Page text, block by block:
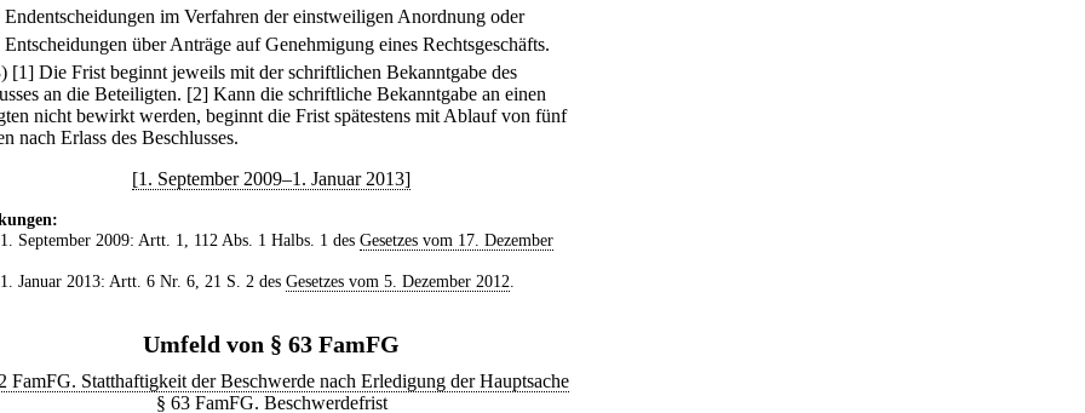
Endentscheidungen im Verfahren der einstweiligen Anordnung oder
Entscheidungen über Anträge auf Genehmigung eines Rechtsgeschäfts.
[1] Die Frist beginnt jeweils mit der schriftlichen Bekanntgabe des
an die Beteiligten. [2] Kann die schriftliche Bekanntgabe an einen
nicht bewirkt werden, beginnt die Frist spätestens mit Ablauf von fünf
nach Erlass des Beschlusses.
[1. September 2009–1. Januar 2013]
September 2009: Artt. 1, 112 Abs. 1 Halbs. 1 des Gesetzes vom 17. Dezember
Januar 2013: Artt. 6 Nr. 6, 21 S. 2 des Gesetzes vom 5. Dezember 2012
Umfeld von § 63 FamFG
FamFG. Statthaftigkeit der Beschwerde nach Erledigung der Hauptsache
§ 63 FamFG. Beschwerdefrist